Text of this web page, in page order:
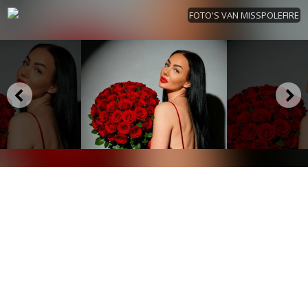
FOTO'S VAN MISSPOLEFIRE